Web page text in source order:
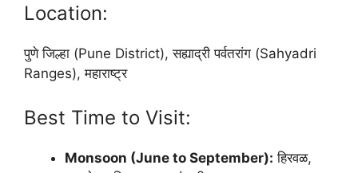
Location:
पुणे जिल्हा (Pune District), सह्याद्री पर्वतरांग (Sahyadri
Ranges), महाराष्ट्र
Best Time to Visit:
Monsoon (June to September): हिरवळ,